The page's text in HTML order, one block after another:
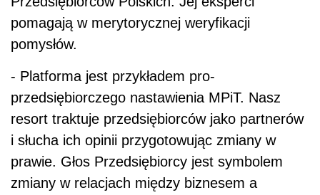
pomagają w merytorycznej weryfikacji
pomysłów.
- Platforma jest przykładem pro-
przedsiębiorczego nastawienia MPiT. Nasz
resort traktuje przedsiębiorców jako partnerów
i słucha ich opinii przygotowując zmiany w
prawie. Głos Przedsiębiorcy jest symbolem
zmiany w relacjach między biznesem a